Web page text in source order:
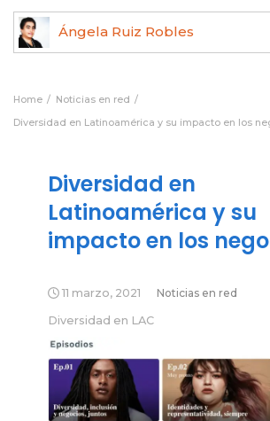
Ángela Ruiz Robles
Home
Noticias en red
Diversidad en Latinoamérica y su impacto en los
Diversidad en
Latinoamérica y su
impacto en los
11 marzo, 2021 Noticias en red
Diversidad en LAC